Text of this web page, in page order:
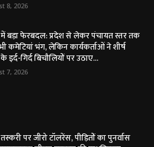
8, 2026
बड़ा फेरबदल: प्रदेश से लेकर पंचायत स्तर तक
कमेटियां भंग, लेकिन कार्यकर्ताओं ने शीर्ष
इर्द-गिर्द बिचौलियों पर उठाए...
7, 2026
पर जीरो टॉलरेंस, पीड़ितों का पुनर्वास